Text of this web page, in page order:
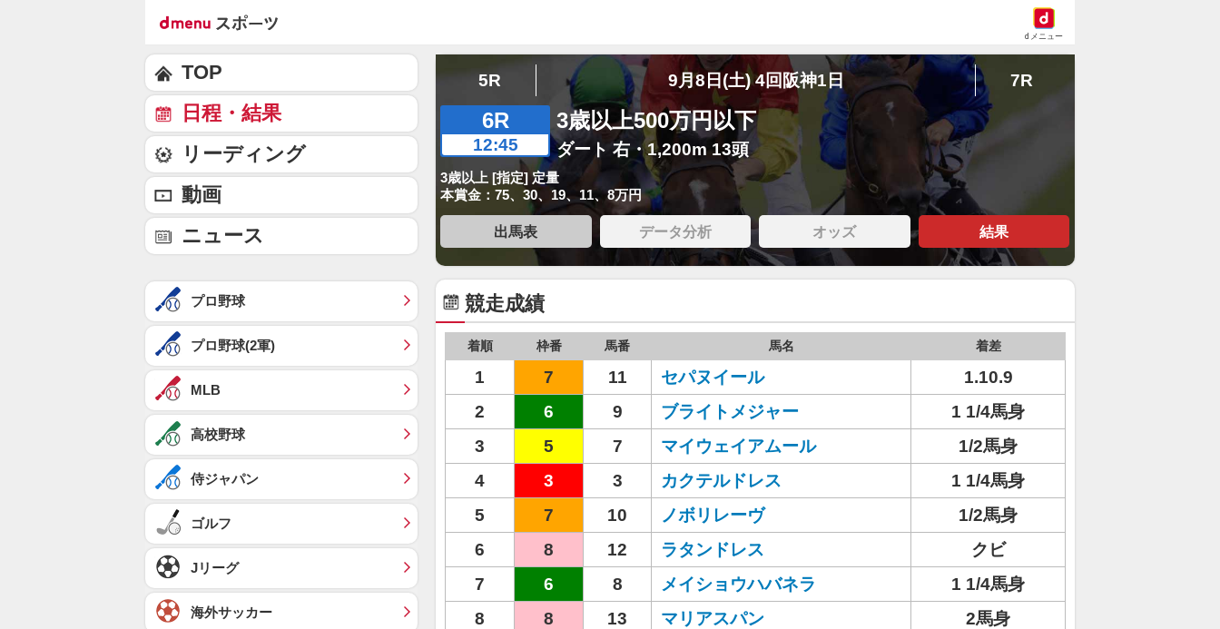
dメニュー
5R 9月8日(土) 4回阪神1日 7R
6R
12:45
3歳以上500万円以下
ダート 右・1,200m 13頭
3歳以上 [指定] 定量
本賞金：75、30、19、11、8万円
出馬表 データ分析 オッズ 結果
競走成績
着順 枠番 馬番 馬名 着差
1 7 11 セパヌイール
1.10.9
2
6 9 ブライトメジャー
1 1/4馬身
3
5 7 マイウェイアムール
1/2馬身
4
3 3 カクテルドレス
1 1/4馬身
5
7 10 ノボリレーヴ
1/2馬身
6
8 12 ラタンドレス
クビ
7
6 8 メイショウハバネラ
1 1/4馬身
8
8 13 マリアスパン
2馬身
TOP
日程・結果
リーディング
動画
ニュース
プロ野球
プロ野球(2軍)
MLB
高校野球
侍ジャパン
ゴルフ
Jリーグ
海外サッカー